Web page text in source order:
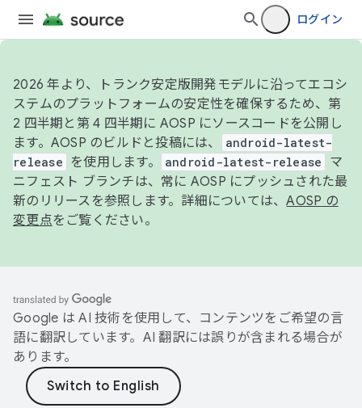
ログイン
2026 年より、トランク安定版開発モデルに沿ってエコシ
ステムのプラットフォームの安定性を確保するため、第
2 四半期と第 4 四半期に AOSP にソースコードを公開し
ます。AOSP のビルドと投稿には、
android-latest-
release
を使用します。 android-latest-release
マ
ニフェスト ブランチは、常に AOSP にプッシュされた最
新のリリースを参照します。詳細については、AOSP の
変更点をご覧ください。
Google は AI 技術を使用して、コンテンツをご希望の言
語に翻訳しています。AI 翻訳には誤りが含まれる場合が
あります。